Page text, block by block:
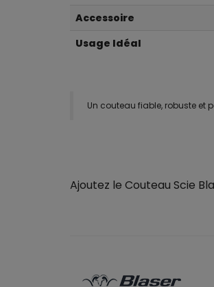
Accessoire
Usage Idéal
Un couteau fiable, robuste et
Ajoutez le Couteau Scie